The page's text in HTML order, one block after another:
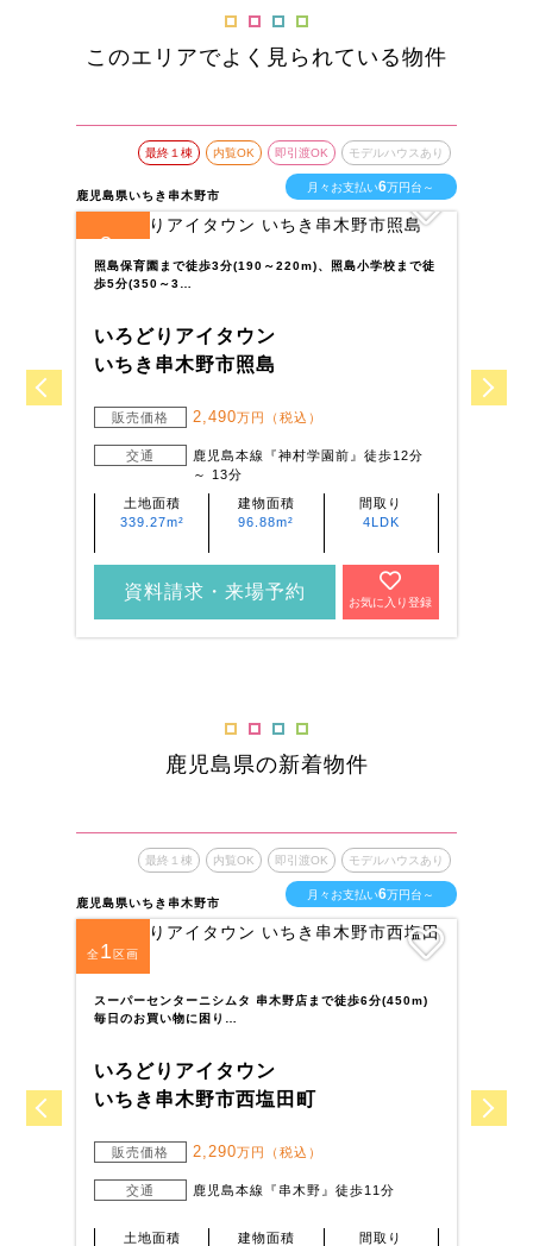
このエリアでよく見られている物件
鹿児島県いちき串木野市
最終１棟 内覧OK 即引渡OK モデルハウスあり
月々お支払い6万円台～
3
照島保育園まで徒歩3分(190～220m)、照島小学校まで徒
歩5分(350～3…
いろどりアイタウン
いちき串木野市照島
販売価格 2,490万円（税込）
交通
鹿児島本線『神村学園前』徒歩12分
～ 13分
土地面積
339.27m²
建物面積
96.88m²
間取り
4LDK
資料請求・来場予約
お気に入り登録
鹿児島県の新着物件
鹿児島県いちき串木野市
最終１棟 内覧OK 即引渡OK モデルハウスあり
月々お支払い6万円台～
全1区画
スーパーセンターニシムタ 串木野店まで徒歩6分(450m)
毎日のお買い物に困り…
いろどりアイタウン
いちき串木野市西塩田町
販売価格 2,290万円（税込）
交通 鹿児島本線『串木野』徒歩11分
土地面積 建物面積 間取り